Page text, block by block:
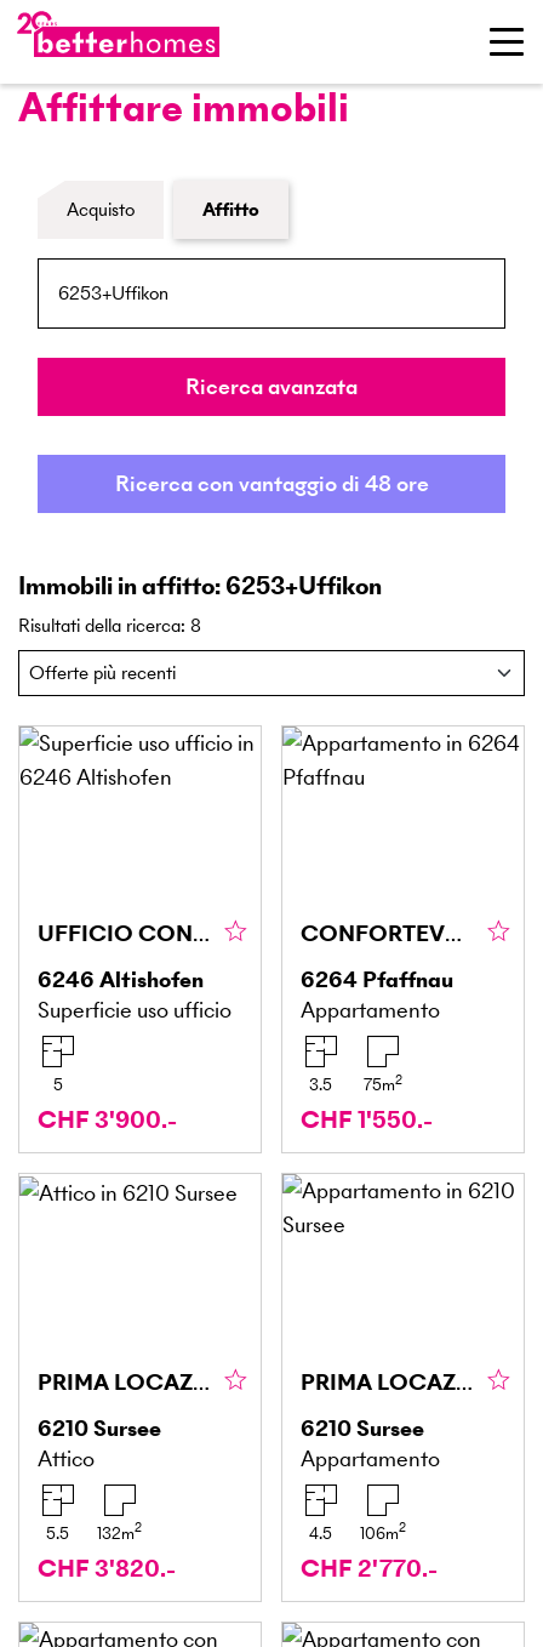
Affittare immobili
Modulo di ricerca immobiliare
Acquisto Affitto
Raggio
Ricerca avanzata
Ricerca con vantaggio di 48 ore
Immobili in affitto: 6253+Uffikon
Risultati della ricerca: 8
UFFICIO CON FACCIATA IN VETRO
6246 Altishofen
Superficie uso ufficio
5
CHF 3'900.-
CONFORTEVOLE E INONDATO DI LUCE
6264 Pfaffnau
Appartamento
3.5 75m2
CHF 1'550.-
PRIMA LOCAZIONE: ESCLUSIVA E MODERNA
6210Sursee
Attico
5.5 132m2
CHF 3'820.-
PRIMA LOCAZIONE: CENTRALE ED ELEGANTE
6210Sursee
Appartamento
4.5 106m2
CHF 2'770.-